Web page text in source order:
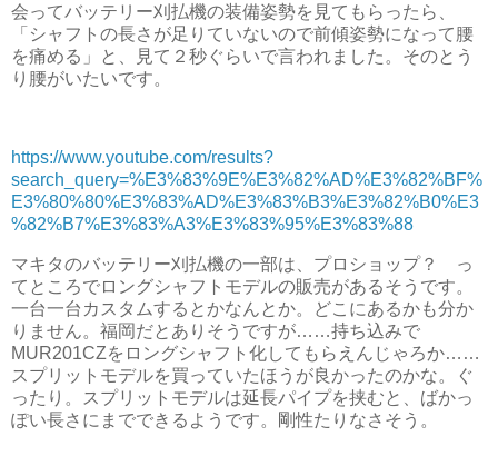
会ってバッテリー刈払機の装備姿勢を見てもらったら、
「シャフトの長さが足りていないので前傾姿勢になって腰
を痛める」と、見て２秒ぐらいで言われました。そのとう
り腰がいたいです。
https://www.youtube.com/results?
search_query=%E3%83%9E%E3%82%AD%E3%82%BF%
E3%80%80%E3%83%AD%E3%83%B3%E3%82%B0%E3
%82%B7%E3%83%A3%E3%83%95%E3%83%88
マキタのバッテリー刈払機の一部は、プロショップ？ っ
てところでロングシャフトモデルの販売があるそうです。
一台一台カスタムするとかなんとか。どこにあるかも分か
りません。福岡だとありそうですが……持ち込みで
MUR201CZをロングシャフト化してもらえんじゃろか……
スプリットモデルを買っていたほうが良かったのかな。ぐ
ったり。スプリットモデルは延長パイプを挟むと、ばかっ
ぽい長さにまでできるようです。剛性たりなさそう。